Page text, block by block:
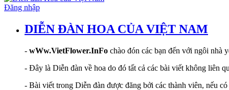
Đăng nhập
DIỄN ĐÀN HOA CỦA VIỆT NAM
- wWw.VietFlower.InFo chào đón các bạn đến với ngôi nhà
- Đây là Diễn đàn về hoa do đó tất cả các bài viết không liên
- Bài viết trong Diễn đàn được đăng bởi các thành viên, nếu